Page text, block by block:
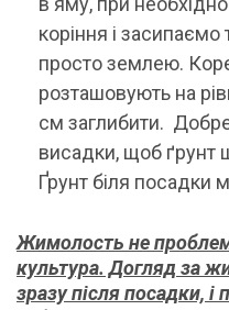
коріння і
просто землею.
розташовують на
см заглибити.
висадки, щоб ґрунт
Ґрунт біля посадки
Жимолость не
культура. Догляд за
зразу після посадки,